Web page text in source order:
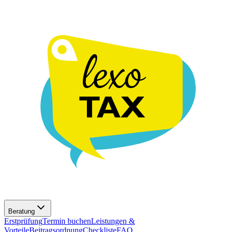
Beratung
ErstprüfungTermin buchenLeistungen &
VorteileBeitragsordnungChecklisteFAQ